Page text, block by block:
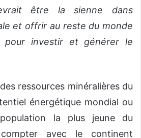
être la sienne dans
et offrir au reste du monde
pour investir et générer le
ressources minéralières du
énergétique mondial ou
la plus jeune du
avec le continent